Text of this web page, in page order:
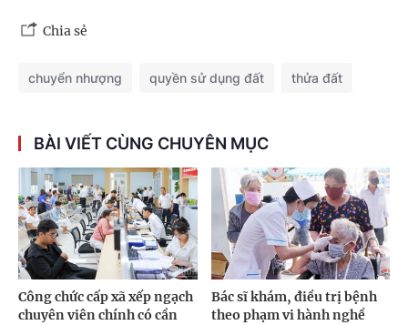
Chia sẻ
chuyển nhượng quyền sử dụng đất thửa đất
BÀI VIẾT CÙNG CHUYÊN MỤC
Công chức cấp xã xếp ngạch
chuyên viên chính có cần
Bác sĩ khám, điều trị bệnh
theo phạm vi hành nghề